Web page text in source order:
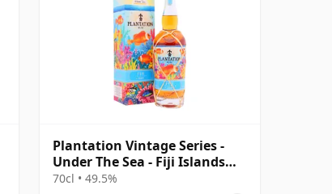
Plantation Vintage Series -
Under The Sea - Fiji Islands
2009 13 jaar oud Rum
70cl • 49.5%